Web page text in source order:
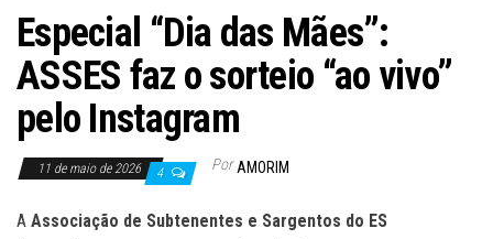
Especial “Dia das Mães”:
ASSES faz o sorteio “ao vivo”
pelo Instagram
11 de maio de 2026 4 Por AMORIM
A Associação de Subtenentes e Sargentos do ES